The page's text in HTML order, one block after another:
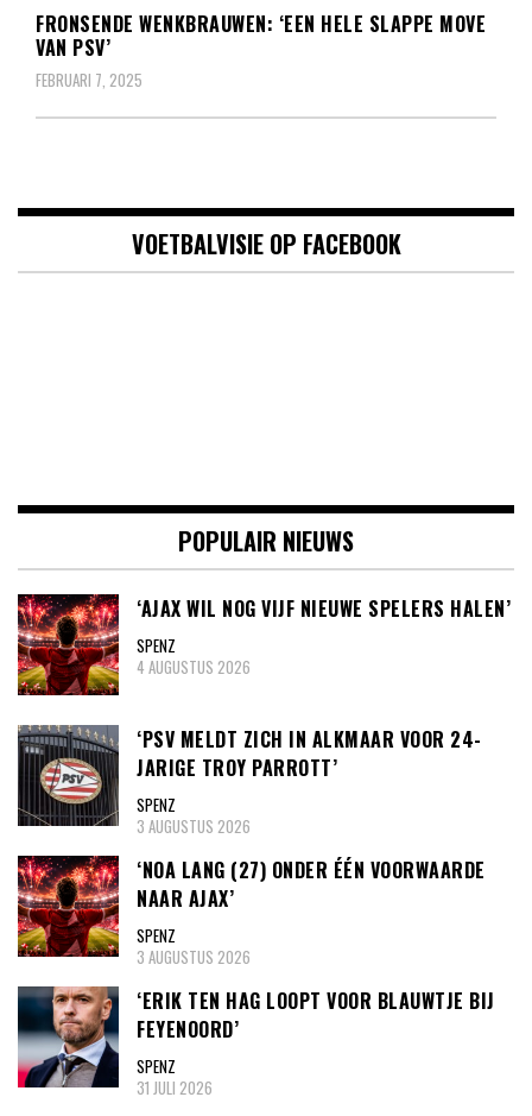
FRONSENDE WENKBRAUWEN: ‘EEN HELE SLAPPE MOVE
VAN PSV’
FEBRUARI 7, 2025
VOETBALVISIE OP FACEBOOK
POPULAIR NIEUWS
‘AJAX WIL NOG VIJF NIEUWE SPELERS HALEN’
SPENZ
4 AUGUSTUS 2026
‘PSV MELDT ZICH IN ALKMAAR VOOR 24-
JARIGE TROY PARROTT’
SPENZ
3 AUGUSTUS 2026
‘NOA LANG (27) ONDER ÉÉN VOORWAARDE
NAAR AJAX’
SPENZ
3 AUGUSTUS 2026
‘ERIK TEN HAG LOOPT VOOR BLAUWTJE BIJ
FEYENOORD’
SPENZ
31 JULI 2026